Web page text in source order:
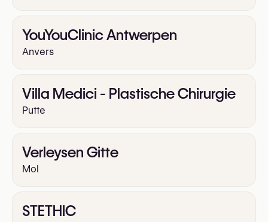
YouYouClinic Antwerpen
Anvers
Villa Medici - Plastische Chirurgie
Putte
Verleysen Gitte
Mol
STETHIC